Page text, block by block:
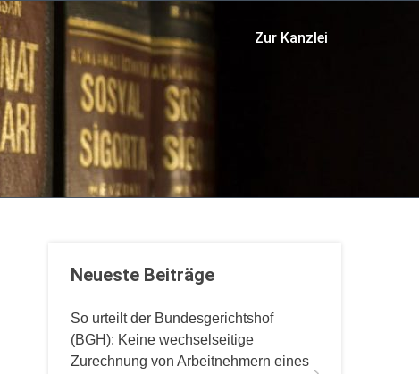
Zur Kanzlei
Neueste Beiträge
So urteilt der Bundesgerichtshof
(BGH): Keine wechselseitige
Zurechnung von Arbeitnehmern eines